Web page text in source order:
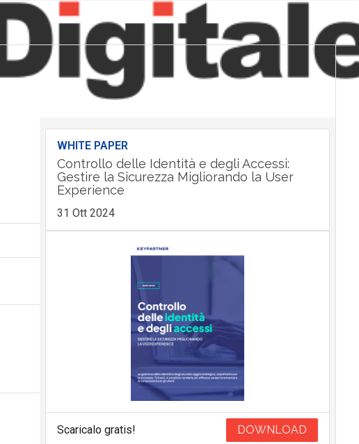
WHITE PAPER
Controllo delle Identità e degli Accessi:
Gestire la Sicurezza Migliorando la User
Experience
31 Ott 2024
Scaricalo gratis! DOWNLOAD